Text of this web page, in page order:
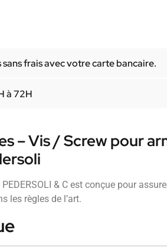
sans frais avec votre carte bancaire.
à 72H
– Vis / Screw pour
& C est conçue pour
les règles de l’art.